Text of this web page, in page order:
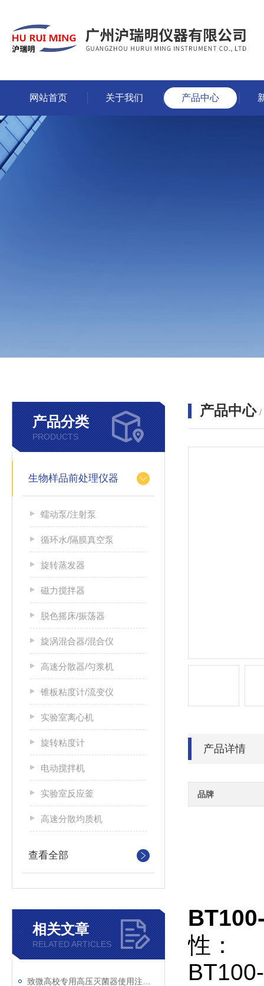
网站首页 关于我们 产品中心
产品分类
PRODUCTS
生物样品前处理仪器
蠕动泵/注射泵
循环水/隔膜真空泵
旋转蒸发器
磁力搅拌器
脱色摇床/振荡器
旋涡混合器/混合仪
高速分散器/匀浆机
锥板粘度计/流变仪
实验室离心机
旋转粘度计
电动搅拌机
实验室反应釜
高速分散均质机
查看全部
相关文章
RELATED ARTICLES
产品中心 /
产品详情
品牌
性：